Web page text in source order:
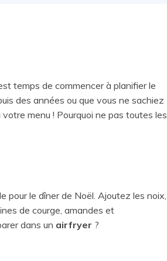
temps de commencer à planifier le
des années ou que vous ne sachiez
menu ! Pourquoi ne pas toutes les
pour le dîner de Noël. Ajoutez les noix,
de courge, amandes et
dans un airfryer ?